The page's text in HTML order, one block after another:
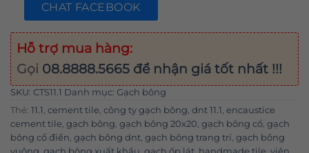
CHAT FACEBOOK
Hỗ trợ mua hàng:
Gọi 08.8888.5665 để nhận giá tốt nhất !!!
SKU: CTS11.1 Danh mục: Gạch bông
Thẻ: 11.1 cement tile công ty gạch bông dnt 11.1 encaustice
cement tile gạch bông gạch bông 20x20 gạch bông cổ gạch
bông cổ điển gạch bông dnt gạch bông trang trí gạch bông